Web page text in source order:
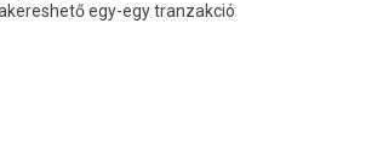
egy-egy tranzakció